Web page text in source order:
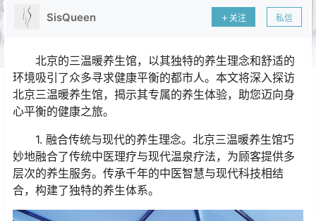
SisQueen 关注 私信
北京的三温暖养生馆，以其独特的养生理念和舒适的
环境吸引了众多寻求健康平衡的都市人。本文将深入探访
北京三温暖养生馆，揭示其专属的养生体验，助您迈向身
心平衡的健康之旅。
1. 融合传统与现代的养生理念。北京三温暖养生馆巧
妙地融合了传统中医理疗与现代温泉疗法，为顾客提供多
层次的养生服务。传承千年的中医智慧与现代科技相结
合，构建了独特的养生体系。